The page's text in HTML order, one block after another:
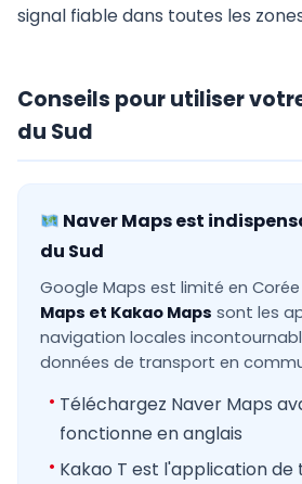
signal fiable dans toutes les
Conseils pour utiliser
du Sud
Naver Maps est
du Sud
Google Maps est limité en
Maps et Kakao Maps sont les
navigation locales
données de transport en
Téléchargez Naver Maps
fonctionne en anglais
Kakao T est l'application de